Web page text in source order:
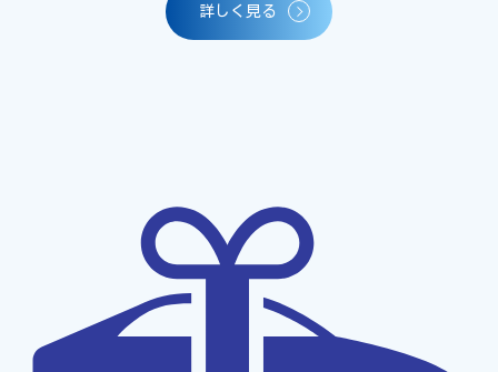
詳しく見る